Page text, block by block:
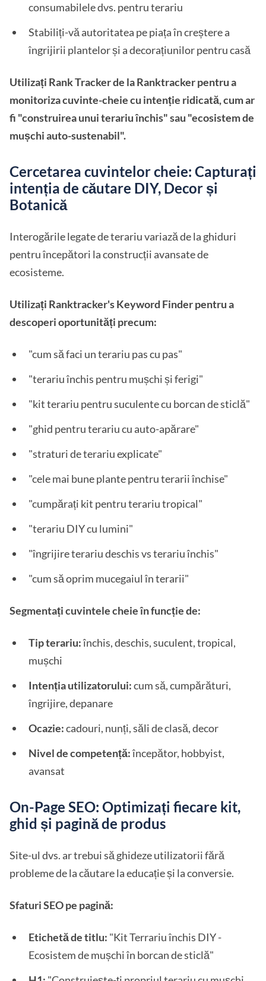
consumabilele dvs. pentru terariu
Stabiliți-vă autoritatea pe piața în creștere a
îngrijirii plantelor și a decorațiunilor pentru casă
Utilizați Rank Tracker de la Ranktracker pentru a
monitoriza cuvinte-cheie cu intenție ridicată, cum ar
fi "construirea unui terariu închis" sau "ecosistem de
mușchi auto-sustenabil".
Cercetarea cuvintelor cheie: Capturați
intenția de căutare DIY, Decor și
Botanică
Interogările legate de terariu variază de la ghiduri
pentru începători la construcții avansate de
ecosisteme.
Utilizați Ranktracker's Keyword Finder pentru a
descoperi oportunități precum:
"cum să faci un terariu pas cu pas"
"terariu închis pentru mușchi și ferigi"
"kit terariu pentru suculente cu borcan de sticlă"
"ghid pentru terariu cu auto-apărare"
"straturi de terariu explicate"
"cele mai bune plante pentru terarii închise"
"cumpărați kit pentru terariu tropical"
"terariu DIY cu lumini"
"îngrijire terariu deschis vs terariu închis"
"cum să oprim mucegaiul în terarii"
Segmentați cuvintele cheie în funcție de:
Tip terariu:închis, deschis, suculent, tropical,
mușchi
Intenția utilizatorului:cum să, cumpărături,
îngrijire, depanare
Ocazie:cadouri, nunți, săli de clasă, decor
Nivel de competență:începător, hobbyist,
avansat
On-Page SEO: Optimizați fiecare kit,
ghid și pagină de produs
Site-ul dvs. ar trebui să ghideze utilizatorii fără
probleme de la căutare la educație și la conversie.
Sfaturi SEO pe pagină:
Etichetă de titlu: "Kit Terrariu închis DIY -
Ecosistem de mușchi în borcan de sticlă"